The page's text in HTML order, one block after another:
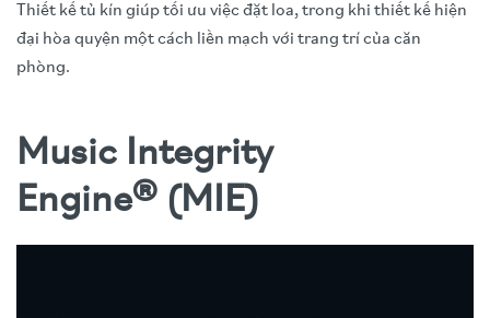
Thiết kế tủ kín giúp tối ưu việc đặt loa, trong khi thiết kế hiện
đại hòa quyện một cách liền mạch với trang trí của căn
phòng.
Music Integrity
Engine® (MIE)